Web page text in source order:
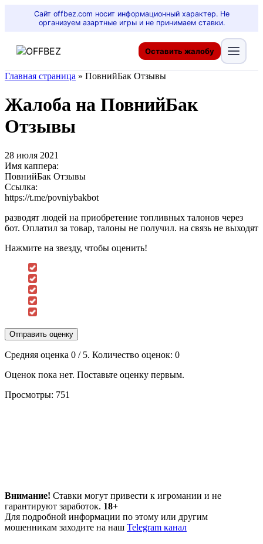
Сайт offbez.com носит информационный характер. Не
организуем азартные игры и не принимаем ставки.
Оставить жалобу
Главная страница » ПовнийБак Отзывы
Жалоба на ПовнийБак
Отзывы
28 июля 2021
Имя каппера:
ПовнийБак Отзывы
Ссылка:
https://t.me/povniybakbot
разводят людей на приобретение топливных талонов через
бот. Оплатил за товар, талоны не получил. на связь не выходят
Нажмите на звезду, чтобы оценить!
Отправить оценку
Средняя оценка 0 / 5. Количество оценок: 0
Оценок пока нет. Поставьте оценку первым.
Просмотры: 751
Внимание! Ставки могут привести к игромании и не
гарантируют заработок. 18+
Для подробной информации по этому или другим
мошенникам заходите на наш Telegram канал